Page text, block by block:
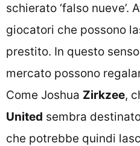
schierato ‘falso nueve’.
giocatori che possono
prestito. In questo
mercato possono
Come Joshua Zirkzee,
United sembra
che potrebbe quindi